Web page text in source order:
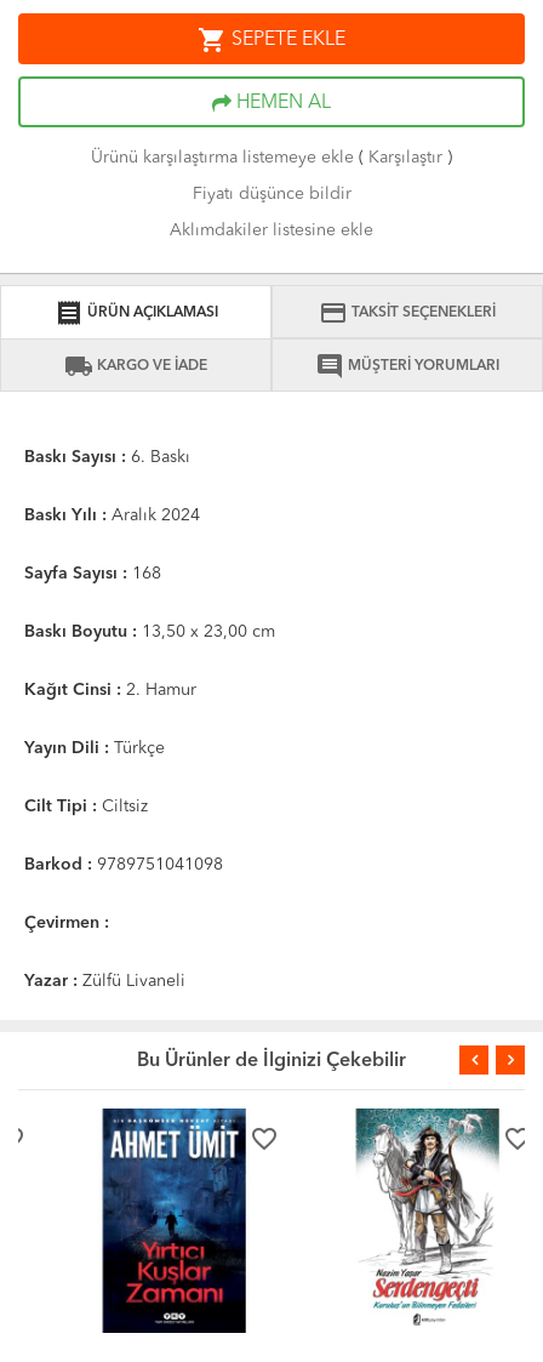
shopping_cart SEPETE EKLE
HEMEN AL
Ürünü karşılaştırma listemeye ekle ( Karşılaştır )
Fiyatı düşünce bildir
Aklımdakiler listesine ekle
receipt ÜRÜN AÇIKLAMASI credit_card TAKSİT SEÇENEKLERİ
local_shipping KARGO VE İADE comment MÜŞTERİ YORUMLARI
Baskı Sayısı : 6. Baskı
Baskı Yılı : Aralık 2024
Sayfa Sayısı : 168
Baskı Boyutu : 13,50 x 23,00 cm
Kağıt Cinsi : 2. Hamur
Yayın Dili : Türkçe
Cilt Tipi : Ciltsiz
Barkod : 9789751041098
Çevirmen :
Yazar : Zülfü Livaneli
Bu Ürünler de İlginizi Çekebilir
favorite_border favorite_border